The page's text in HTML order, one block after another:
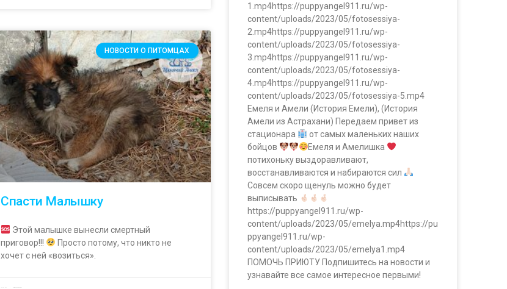
1.mp4https://puppyangel911.ru/wp-
content/uploads/2023/05/fotosessiya-
2.mp4https://puppyangel911.ru/wp-
content/uploads/2023/05/fotosessiya-
3.mp4https://puppyangel911.ru/wp-
content/uploads/2023/05/fotosessiya-
4.mp4https://puppyangel911.ru/wp-
content/uploads/2023/05/fotosessiya-5.mp4
Емеля и Амели (История Емели), (История
Амели из Астрахани) Передаем привет из
стационара
от самых маленьких наших
бойцов
Емеля и Амелишка
потихоньку выздоравливают,
восстанавливаются и набираются сил
Совсем скоро щенуль можно будет
выписывать
https://puppyangel911.ru/wp-
content/uploads/2023/05/emelya.mp4https://pu
ppyangel911.ru/wp-
content/uploads/2023/05/emelya1.mp4
ПОМОЧЬ ПРИЮТУ Подпишитесь на новости и
узнавайте все самое интересное первыми!
НОВОСТИ О ПИТОМЦАХ
Спасти Малышку
Этой малышке вынесли смертный
приговор!!!
Просто потому, что никто не
хочет с ней «возиться».